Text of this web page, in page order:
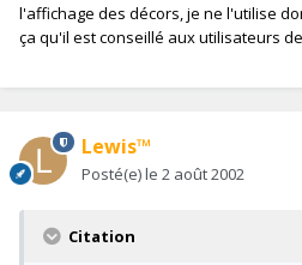
l'affichage des décors, je ne l'utilise
ça qu'il est conseillé aux utilisateurs de
Lewis™
Posté(e)le 2 août 2002
Citation